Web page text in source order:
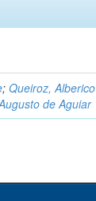
;Queiroz, Alberico
de Aguiar